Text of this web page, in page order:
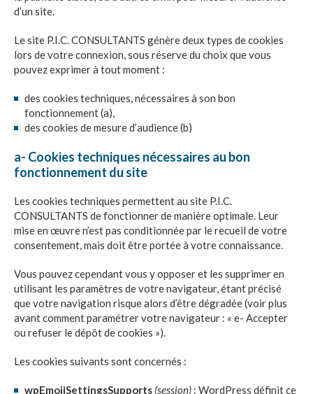
d’un site.
Le site P.I.C. CONSULTANTS génère deux types de cookies
lors de votre connexion, sous réserve du choix que vous
pouvez exprimer à tout moment :
des cookies techniques, nécessaires à son bon
fonctionnement (a),
des cookies de mesure d’audience (b)
a- Cookies techniques nécessaires au bon
fonctionnement du site
Les cookies techniques permettent au site P.I.C.
CONSULTANTS de fonctionner de manière optimale. Leur
mise en œuvre n’est pas conditionnée par le recueil de votre
consentement, mais doit être portée à votre connaissance.
Vous pouvez cependant vous y opposer et les supprimer en
utilisant les paramètres de votre navigateur, étant précisé
que votre navigation risque alors d’être dégradée (voir plus
avant comment paramétrer votre navigateur : « e- Accepter
ou refuser le dépôt de cookies »).
Les cookies suivants sont concernés :
wpEmojiSettingsSupports (session) : WordPress définit ce